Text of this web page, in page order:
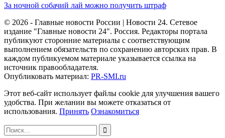
За ночной собачий лай можно получить штраф
© 2026 - Главные новости России | Новости 24. Сетевое
издание "Главные новости 24". Россия. Редакторы портала
публикуют сторонние материалы с соответствующим
выполнением обязательств по сохранению авторских прав. В
каждом публикуемом материале указывается ссылка на
источник правообладателя.
Опубликовать материал: PR-SMI.ru
Этот веб-сайт использует файлы cookie для улучшения вашего
удобства. При желании вы можете отказаться от
использования. Принять Ознакомиться